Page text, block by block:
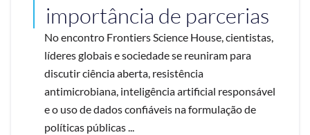
importância de parcerias
No encontro Frontiers Science House, cientistas,
líderes globais e sociedade se reuniram para
discutir ciência aberta, resistência
antimicrobiana, inteligência artificial responsável
e o uso de dados confiáveis na formulação de
políticas públicas ...